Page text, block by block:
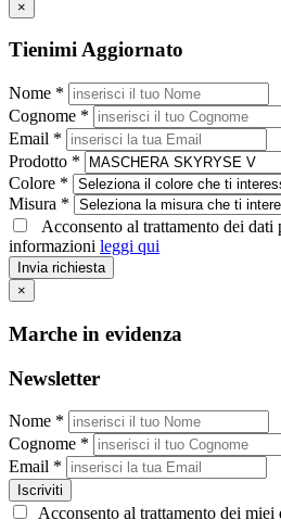
×
Tienimi Aggiornato
Nome *
Cognome *
Email *
Prodotto *
Colore *
Misura *
Acconsento al trattamento dei dati
informazioni leggi qui
Invia richiesta
×
Marche in evidenza
Newsletter
Nome *
Cognome *
Email *
Iscriviti
Acconsento al trattamento dei